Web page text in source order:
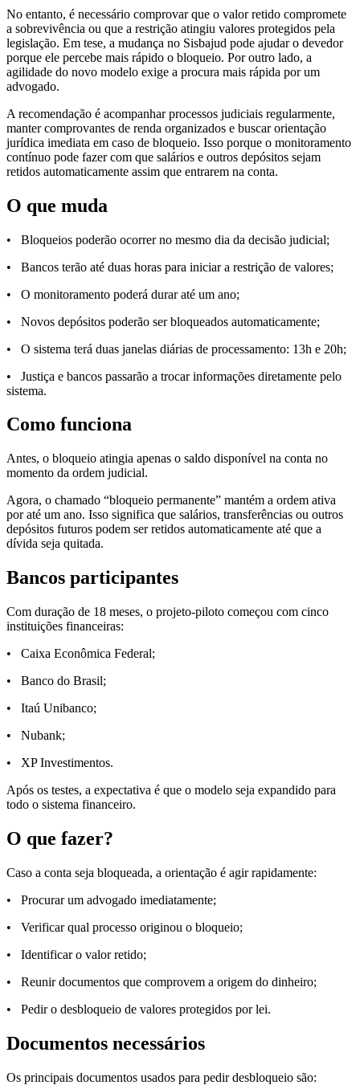
No entanto, é necessário comprovar que o valor retido compromete
a sobrevivência ou que a restrição atingiu valores protegidos pela
legislação. Em tese, a mudança no Sisbajud pode ajudar o devedor
porque ele percebe mais rápido o bloqueio. Por outro lado, a
agilidade do novo modelo exige a procura mais rápida por um
advogado.
A recomendação é acompanhar processos judiciais regularmente,
manter comprovantes de renda organizados e buscar orientação
jurídica imediata em caso de bloqueio. Isso porque o monitoramento
contínuo pode fazer com que salários e outros depósitos sejam
retidos automaticamente assim que entrarem na conta.
O que muda
• Bloqueios poderão ocorrer no mesmo dia da decisão judicial;
• Bancos terão até duas horas para iniciar a restrição de valores;
• O monitoramento poderá durar até um ano;
• Novos depósitos poderão ser bloqueados automaticamente;
• O sistema terá duas janelas diárias de processamento: 13h e 20h;
• Justiça e bancos passarão a trocar informações diretamente pelo
sistema.
Como funciona
Antes, o bloqueio atingia apenas o saldo disponível na conta no
momento da ordem judicial.
Agora, o chamado “bloqueio permanente” mantém a ordem ativa
por até um ano. Isso significa que salários, transferências ou outros
depósitos futuros podem ser retidos automaticamente até que a
dívida seja quitada.
Bancos participantes
Com duração de 18 meses, o projeto-piloto começou com cinco
instituições financeiras:
• Caixa Econômica Federal;
• Banco do Brasil;
• Itaú Unibanco;
• Nubank;
• XP Investimentos.
Após os testes, a expectativa é que o modelo seja expandido para
todo o sistema financeiro.
O que fazer?
Caso a conta seja bloqueada, a orientação é agir rapidamente:
• Procurar um advogado imediatamente;
• Verificar qual processo originou o bloqueio;
• Identificar o valor retido;
• Reunir documentos que comprovem a origem do dinheiro;
• Pedir o desbloqueio de valores protegidos por lei.
Documentos necessários
Os principais documentos usados para pedir desbloqueio são: